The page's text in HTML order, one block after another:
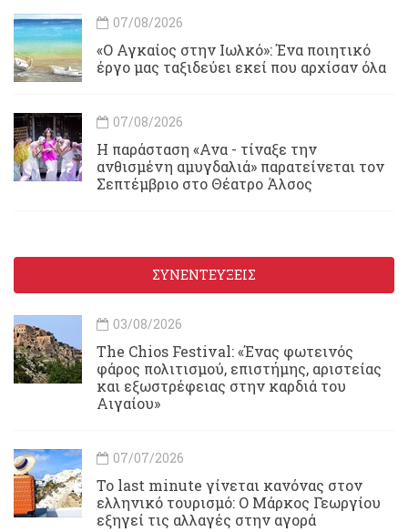
07/08/2026
«Ο Αγκαίος στην Ιωλκό»: Ένα ποιητικό
έργο μας ταξιδεύει εκεί που αρχίσαν όλα
07/08/2026
Η παράσταση «Ανα - τίναξε την
ανθισμένη αμυγδαλιά» παρατείνεται τον
Σεπτέμβριο στο Θέατρο Άλσος
ΣΥΝΕΝΤΕΥΞΕΙΣ
03/08/2026
Τhe Chios Festival: «Ένας φωτεινός
φάρος πολιτισμού, επιστήμης, αριστείας
και εξωστρέφειας στην καρδιά του
Αιγαίου»
07/07/2026
Το last minute γίνεται κανόνας στον
ελληνικό τουρισμό: Ο Μάρκος Γεωργίου
εξηγεί τις αλλαγές στην αγορά